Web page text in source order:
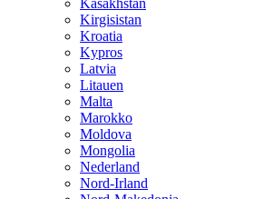
Kirgisistan
Kroatia
Kypros
Latvia
Litauen
Malta
Marokko
Moldova
Mongolia
Nederland
Nord-Irland